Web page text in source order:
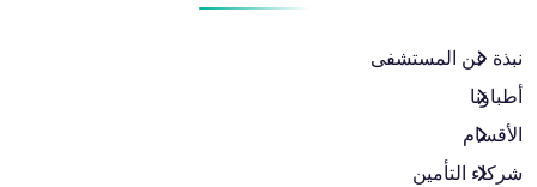
نبذة عن المستشفى
أطباؤنا
الأقسام
شركاء التأمين